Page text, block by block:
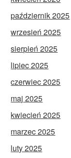
październik 2025
wrzesień 2025
sierpień 2025
lipiec 2025
czerwiec 2025
maj 2025
kwiecień 2025
marzec 2025
luty 2025